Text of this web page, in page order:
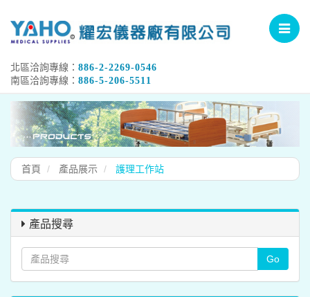
Toggle
北區洽詢專線： 886-2-2269-0546
南區洽詢專線： 886-5-206-5511
首頁 產品展示 護理工作站
產品搜尋